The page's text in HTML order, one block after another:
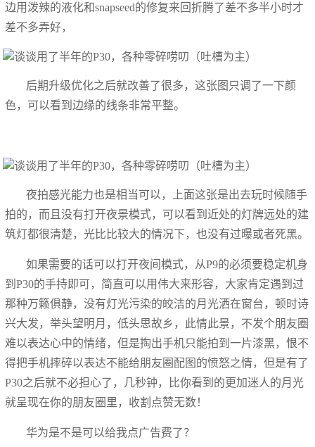
边用泼辣的液化和snapseed的修复来回折腾了差不多半小时才
差不多弄好，
后期升级优化之后就改善了很多，这张图只调了一下颜
色，可以看到边缘的线条非常平整。
夜拍感光能力也是相当可以，上面这张是出去玩时候随手
拍的，而且没有打开夜景模式，可以看到近处的灯牌远处的建
筑灯都很清楚，光比比较大的情况下，也没有过曝或者死黑。
如果需要的话可以打开夜间模式，从P9的必须要稳定机身
到P30的手持即可，简直可以用伟大来形容，大家肯定遇到过
那种万籁俱静，没有灯光污染的皎洁的月光洒在窗台，顿时诗
兴大发，举头望明月，低头思故乡，此情此景，不发个朋友圈
难以表达心中的情绪，但是掏出手机只能拍到一片漆黑，恨不
得把手机摔碎以表达不能给朋友圈配图的愤怒之情，但是有了
P30之后就不必担心了，几秒钟，比你看到的更加迷人的月光
就呈现在你的朋友圈里，收割点赞无数！
华为是不是可以给我点广告费了？